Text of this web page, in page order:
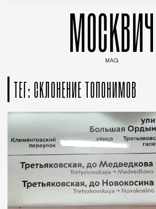
МОСКВИЧ
MAG
ТЕГ: СКЛОНЕНИЕ ТОПОНИМОВ